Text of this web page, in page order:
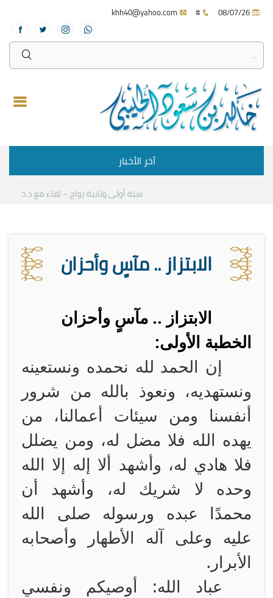
#
آخر الأخبار
سنة أولى وثانية زواج – لقاء مع د.خالد الحليبي
الابتزاز .. مآسٍ وأحزان
الابتزاز .. مآسٍ وأحزان
الخطبة الأولى:
إن الحمد لله نحمده ونستعينه
ونستهديه، ونعوذ بالله من شرور
أنفسنا ومن سيئات أعمالنا، من
يهده الله فلا مضل له، ومن يضلل
فلا هادي له، وأشهد ألا إله إلا الله
وحده لا شريك له، وأشهد أن
محمدًا عبده ورسوله صلى الله
عليه وعلى آله الأطهار وأصحابه
الأبرار.
عباد الله: أوصيكم ونفسي